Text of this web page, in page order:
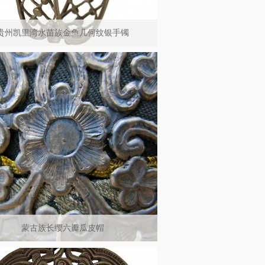
州凯里湾水苗族金鱼几何纹银手镯
蒙古族长缨六瓣瓜皮帽